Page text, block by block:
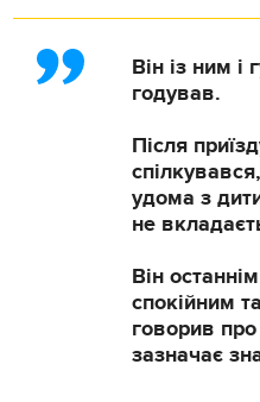
Він із ним і
годував.
Після
удома з
не
Він
спокійним
говорив
зазначає